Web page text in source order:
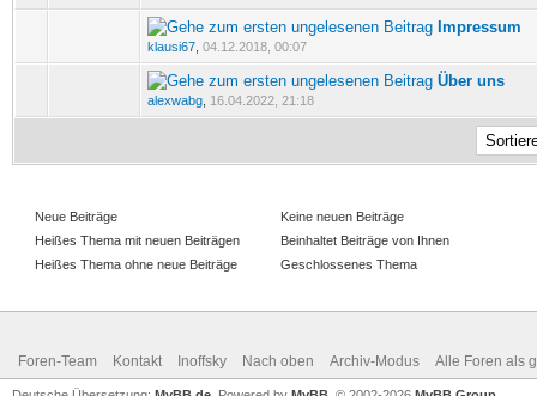
Impressum
klausi67 04.12.2018, 00:07
0 Bewertung(en) - 0 von 5 durchschnittlich
Über uns
alexwabg 16.04.2022, 21:18
0 Bewertung(en) - 0 von 5 durchschnittlich
Neue Beiträge
Heißes Thema mit neuen Beiträgen
Heißes Thema ohne neue Beiträge
Keine neuen Beiträge
Beinhaltet Beiträge von Ihnen
Geschlossenes Thema
Foren-Team Kontakt Inoffsky Nach oben Archiv-Modus Alle Foren als